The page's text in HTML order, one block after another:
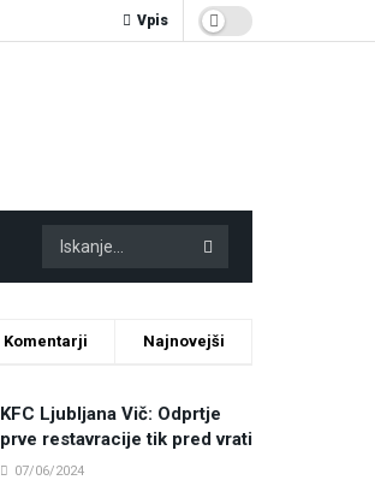
Vpis
Komentarji Najnovejši
KFC Ljubljana Vič: Odprtje
prve restavracije tik pred vrati
07/06/2024